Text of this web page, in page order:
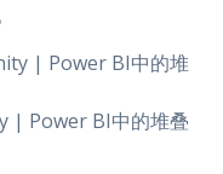
| Power BI中的堆叠